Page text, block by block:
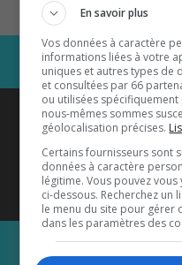
Coyote New
également
Écoutez-
En savoir plus
Vos données à caractère
informations liées à votre
uniques et autres types de
et consultées par 66
ou utilisées
nous-mêmes sommes
géolocalisation précises.
Certains fournisseurs sont
données à caractère
légitime. Vous pouvez
ci-dessous. Recherchez un
le menu du site pour gérer
dans les paramètres des